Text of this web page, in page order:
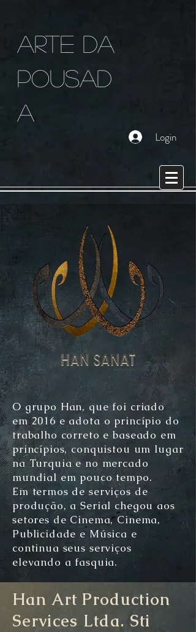
arte da
pousad
a
Login
O grupo Han, que foi criado
em 2016 e adota o princípio do
trabalho correto e baseado em
princípios, conquistou um lugar
na Turquia e no mercado
mundial em pouco tempo.
Em termos de serviços de
produção, a Serial chegou aos
setores de Cinema, Cinema,
Publicidade e Música e
continua seus serviços
elevando a fasquia.
Han Art Production
Services Ltda. Sti